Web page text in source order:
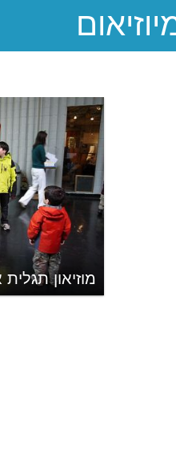
מוזיאון